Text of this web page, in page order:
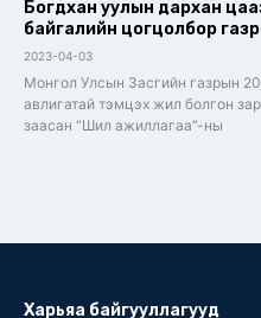
Богдхан уулын дархан
байгалийн цогцолбор
2023-04-03
Монгол Улсын Засгийн газрын
авлигатай тэмцэх жил болгон
заасан “Шил ажиллагаа”-ны
Харьяа байгууллагууд